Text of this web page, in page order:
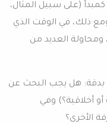
كمبدأ (على سبيل المثال،
ذلك، في الوقت الذي
ومحاولة العديد من
بدقة: هل يجب البحث عن
أخلاقية؟) وفي
الأخرى؟